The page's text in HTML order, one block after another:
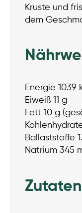
Kruste und
dem
Energie 1039
Eiweiß 11 g
Fett 10 g
Ballaststoffe
Natrium 345
Zutaten